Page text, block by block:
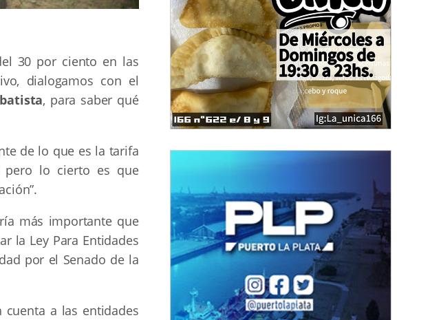
30 por ciento en las
dialogamos con el
, para saber qué
de lo que es la tarifa
pero lo cierto es que
más importante que
la Ley Para Entidades
por el Senado de la
a las entidades